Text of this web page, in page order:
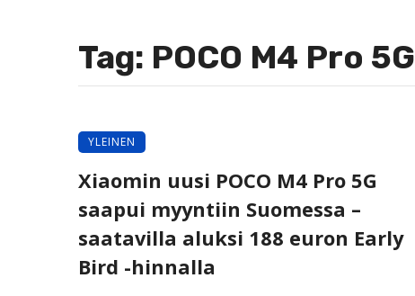
Tag: POCO M4 Pro 5G
YLEINEN
Xiaomin uusi POCO M4 Pro 5G
saapui myyntiin Suomessa –
saatavilla aluksi 188 euron Early
Bird -hinnalla